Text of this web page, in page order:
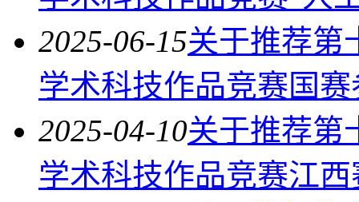
2025-06-15关于推荐第
学术科技作品竞赛国
2025-04-10关于推荐第
学术科技作品竞赛江